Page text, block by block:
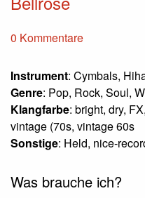
0 Kommentare
Instrument: Cymbals,
Genre: Pop, Rock, Soul,
Klangfarbe: bright, dry,
vintage (70s, vintage 60s
Sonstige: Held, nice-
Was brauche ich?